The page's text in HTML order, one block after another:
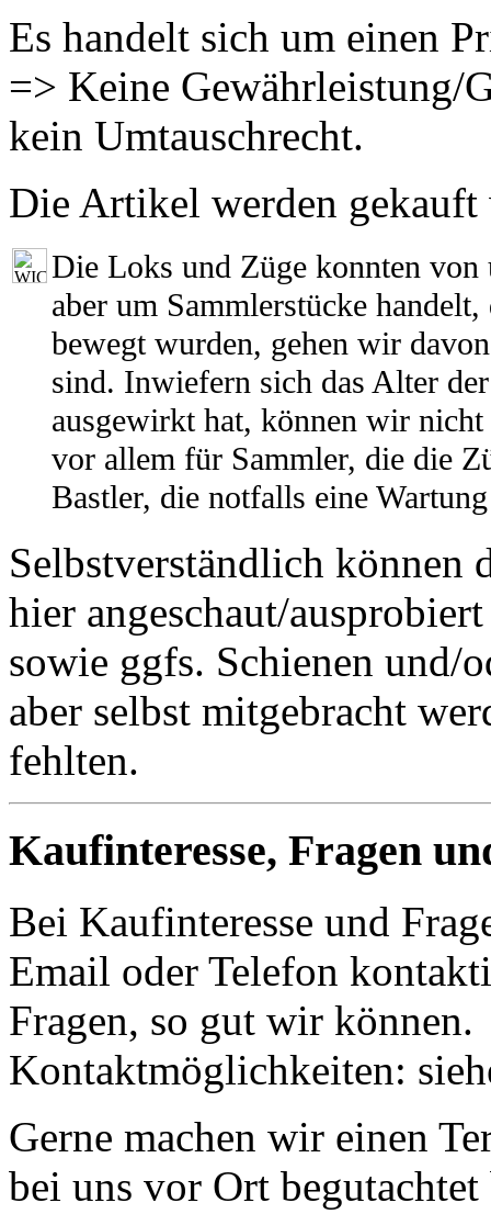
Es handelt sich um einen
=> Keine Gewährleistung/
kein Umtauschrecht.
Die Artikel werden gekauft
Die Loks und Züge konnten
aber um Sammlerstücke
bewegt wurden, gehen wir
sind. Inwiefern sich das Alter
ausgewirkt hat, können wir
vor allem für Sammler, die die
Bastler, die notfalls eine
Selbstverständlich
hier angeschaut/
sowie ggfs. Schienen und/
aber selbst mitgebracht
fehlten.
Kaufinteresse, Fragen
Bei Kaufinteresse und
Email oder Telefon
Fragen, so gut wir können.
Kontaktmöglichkeiten:
Gerne machen wir einen
bei uns vor Ort